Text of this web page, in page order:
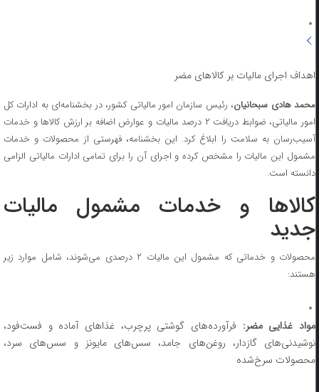
اهداف اجرای مالیات بر کالاهای مضر
محمد هادی سبحانیان، رئیس سازمان امور مالیاتی کشور، در بخشنامه‌ای به ادارات کل
امور مالیاتی، ضوابط دریافت ۲ درصد مالیات و عوارض اضافه بر ارزش کالاها و خدمات
آسیب‌رسان به سلامت را ابلاغ کرد. این بخشنامه، فهرستی از محصولات و خدمات
مشمول این مالیات را مشخص کرده و اجرای آن را برای تمامی ادارات مالیاتی الزامی
دانسته است.
کالاها و خدمات مشمول مالیات
جدید
محصولات و خدماتی که مشمول این مالیات ۲ درصدی می‌شوند، شامل موارد زیر
هستند:
مواد غذایی مضر:فرآورده‌های گوشتی پرچرب، غذاهای آماده و فست‌فود،
نوشیدنی‌های گازدار، روغن‌های جامد، سس‌های مایونز و سس‌های سرد،
محصولات سرخ‌شده